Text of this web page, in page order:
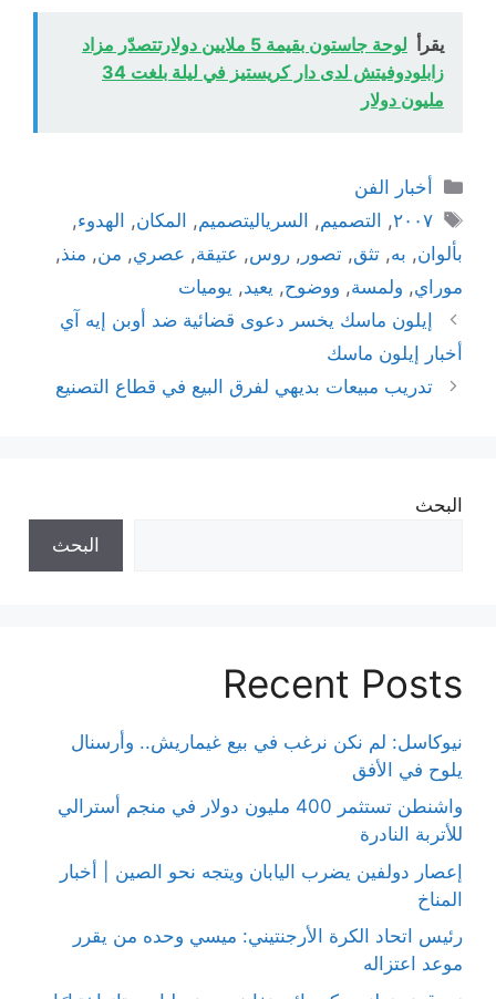
يقرأ
لوحة جاستون بقيمة 5 ملايين دولارتتصدّر مزاد
زابلودوفيتش لدى دار كريستيز في ليلة بلغت 34
مليون دولار
التصنيفات
أخبار الفن
الوسوم
٢٠٠٧, التصميم, السرياليتصميم, المكان, الهدوء,
بألوان, به, تثق, تصور , روس, عتيقة, عصري, من, منذ,
موراي, ولمسة, ووضوح, يعيد, يوميات
إيلون ماسك يخسر دعوى قضائية ضد أوبن إيه آي
أخبار إيلون ماسك
تدريب مبيعات بديهي لفرق البيع في قطاع التصنيع
البحث
البحث
Recent Posts
نيوكاسل: لم نكن نرغب في بيع غيماريش.. وأرسنال
يلوح في الأفق
واشنطن تستثمر 400 مليون دولار في منجم أسترالي
للأتربة النادرة
إعصار دولفين يضرب اليابان ويتجه نحو الصين | أخبار
المناخ
رئيس اتحاد الكرة الأرجنتيني: ميسي وحده من يقرر
موعد اعتزاله